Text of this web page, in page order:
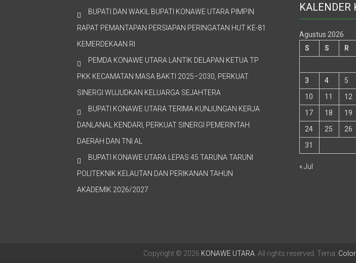
BUPATI DAN WAKIL BUPATI KONAWE UTARA PIMPIN
RAPAT PEMANTAPAN PERSIAPAN PERINGATAN HUT KE-81
KEMERDEKAAN RI
PEMDA KONAWE UTARA LANTIK DELAPAN KETUA TP
PKK KECAMATAN MASA BAKTI 2025–2030, PERKUAT
SINERGI WUJUDKAN KELUARGA SEJAHTERA
BUPATI KONAWE UTARA TERIMA KUNJUNGAN KERJA
DANLANAL KENDARI, PERKUAT SINERGI PEMERINTAH
DAERAH DAN TNI AL
BUPATI KONAWE UTARA LEPAS 45 TARUNA TARUNI
POLITEKNIK KELAUTAN DAN PERIKANAN TAHUN
AKADEMIK 2026/2027
KALENDER
Agustus 2026
S
S R
3
4 5
10
11 12
17
18 19
24
25 26
31
« Jul
Copyright © 2026 KONAWE UTARA . All rights reserved. Tema: